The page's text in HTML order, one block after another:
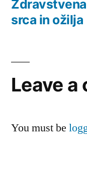
srca in ožilja
Leave a
You must be